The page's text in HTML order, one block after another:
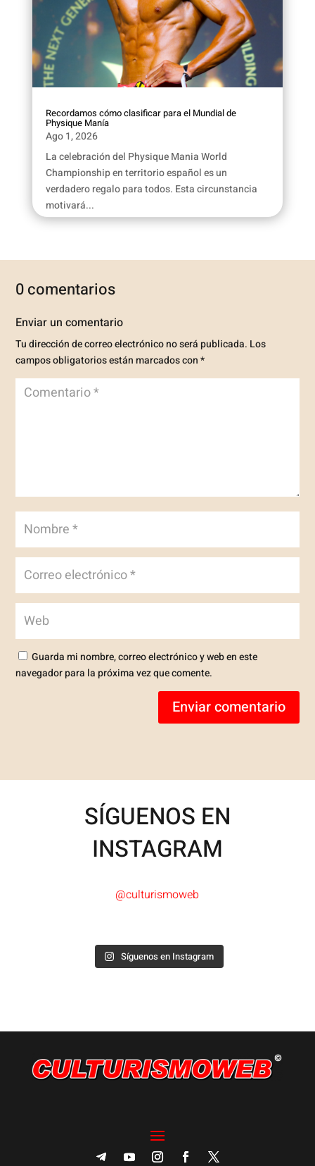
Recordamos cómo clasificar para el Mundial de
Physique Manía
Ago 1, 2026
La celebración del Physique Mania World
Championship en territorio español es un
verdadero regalo para todos. Esta circunstancia
motivará...
0 comentarios
Enviar un comentario
Tu dirección de correo electrónico no será publicada. Los
campos obligatorios están marcados con*
Guarda mi nombre, correo electrónico y web en este
navegador para la próxima vez que comente.
Enviar comentario
SÍGUENOS EN
INSTAGRAM
@culturismoweb
Síguenos en Instagram